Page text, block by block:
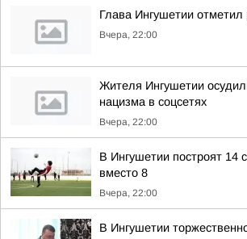
Глава Ингушетии отметил
Вчера, 22:00
Жителя Ингушетии
нацизма в соцсетях
Вчера, 22:00
В Ингушетии построят 14
вместо 8
Вчера, 22:00
В Ингушетии